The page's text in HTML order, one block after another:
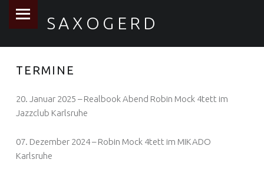
SAXOGERD
TERMINE
20. Januar 2025 – Realbook Abend Robin Mock 4tett im
Jazzclub Karlsruhe
07. Dezember 2024 – Robin Mock 4tett im MIKADO
Karlsruhe